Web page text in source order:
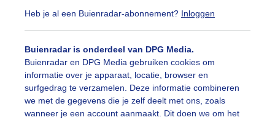
Heb je al een Buienradar-abonnement? Inloggen
Buienradar is onderdeel van DPG Media.
Buienradar en DPG Media gebruiken cookies om
informatie over je apparaat, locatie, browser en
surfgedrag te verzamelen. Deze informatie combineren
we met de gegevens die je zelf deelt met ons, zoals
wanneer je een account aanmaakt. Dit doen we om het
Klikhierom dit aan te passen